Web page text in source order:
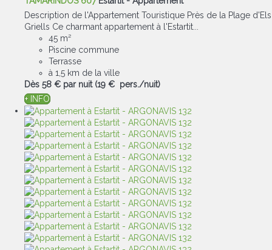
Description de l'Appartement Touristique Près de la Plage d'Els
Griells Ce charmant appartement à l'Estartit...
45 m²
Piscine commune
Terrasse
à 1,5 km de la ville
Dès 58 € par nuit (19 € pers./nuit)
+ INFO